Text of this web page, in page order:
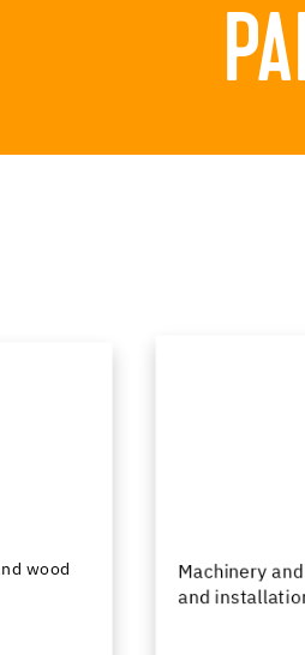
Machinery and special tools
and installation of floor